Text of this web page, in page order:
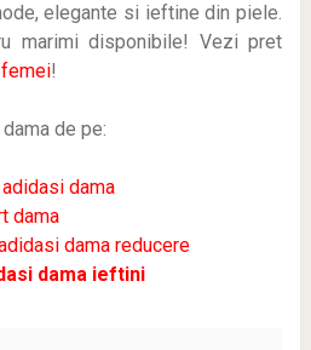
elegante si ieftine din piele.
marimi disponibile! Vezi pret
!
de pe:
dama
dama
dama reducere
dama ieftini